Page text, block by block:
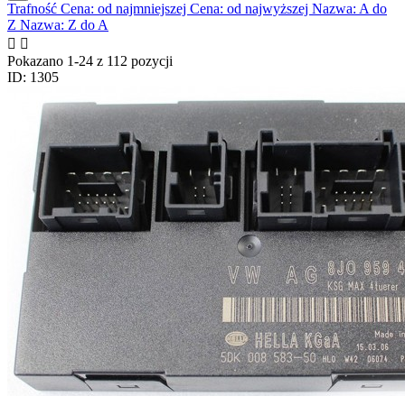
Trafność Cena: od najmniejszej Cena: od najwyższej Nazwa: A do
Z Nazwa: Z do A
 
Pokazano 1-24 z 112 pozycji
ID: 1305